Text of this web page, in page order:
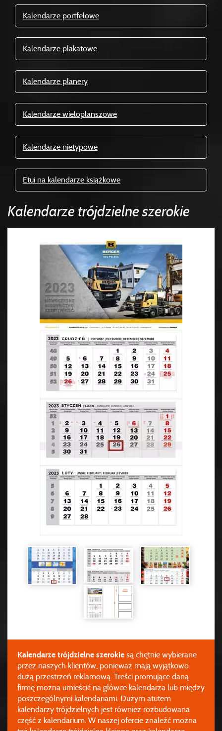
Kalendarze portfelowe
Kalendarze plakatowe
Kalendarze planery
Kalendarze wieloplanszowe
Kalendarze nietypowe
Etui na kalendarze książkowe
Kalendarze trójdzielne szerokie
Kalendarze trójdzielne szerokie są chętnie wybierane
przez naszych klientów, ponieważ mają wyjątkowo
dużą przestrzeń reklamową. Treści promujące daną
firmę można umieścić na główce kalendarza lub między
poszczególnymi kalendariami. Dużym atutem
kalendarzy trójdzielnych jest również rozbudowana
część z kalendarium. W naszej ofercie znaleźć można